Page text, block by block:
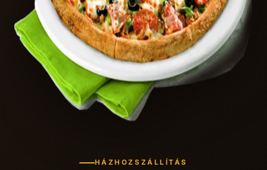
HÁZHOZSZÁLLÍTÁS